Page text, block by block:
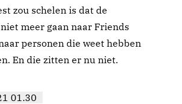
zou schelen is dat de
meer gaan naar Friends
personen die weet hebben
En die zitten er nu niet.
01.30